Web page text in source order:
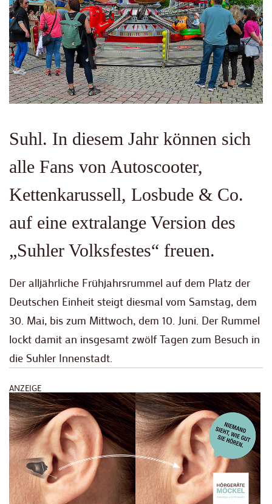
Suhl. In diesem Jahr können sich
alle Fans von Autoscooter,
Kettenkarussell, Losbude & Co.
auf eine extralange Version des
„Suhler Volksfestes“ freuen.
Der alljährliche Frühjahrsrummel auf dem Platz der
Deutschen Einheit steigt diesmal vom Samstag, dem
30. Mai, bis zum Mittwoch, dem 10. Juni. Der Rummel
lockt damit an insgesamt zwölf Tagen zum Besuch in
die Suhler Innenstadt.
ANZEIGE